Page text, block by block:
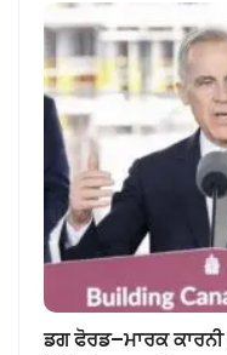
ਡਗ ਫੋਰਡ–ਮਾਰਕ ਕਾਰਨੀ